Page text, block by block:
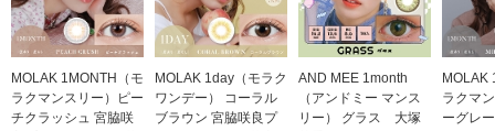
MOLAK 1MONTH（モ
ラクマンスリー）ピー
チクラッシュ 宮脇咲
MOLAK 1day（モラク
ワンデー） コーラル
ブラウン 宮脇咲良プ
AND MEE 1month
（アンドミー マンス
リー） グラス 大塚
MOLAK
ラクマ
ーグレ